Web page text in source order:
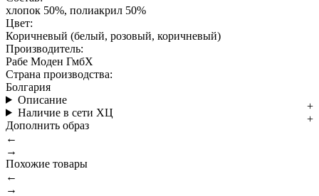
хлопок 50%, полиакрил 50%
Цвет:
Коричневый (белый, розовый, коричневый)
Производитель:
Рабе Моден ГмбХ
Страна производства:
Болгария
Описание
Наличие в сети ХЦ
Дополнить образ
←
→
Похожие товары
←
→